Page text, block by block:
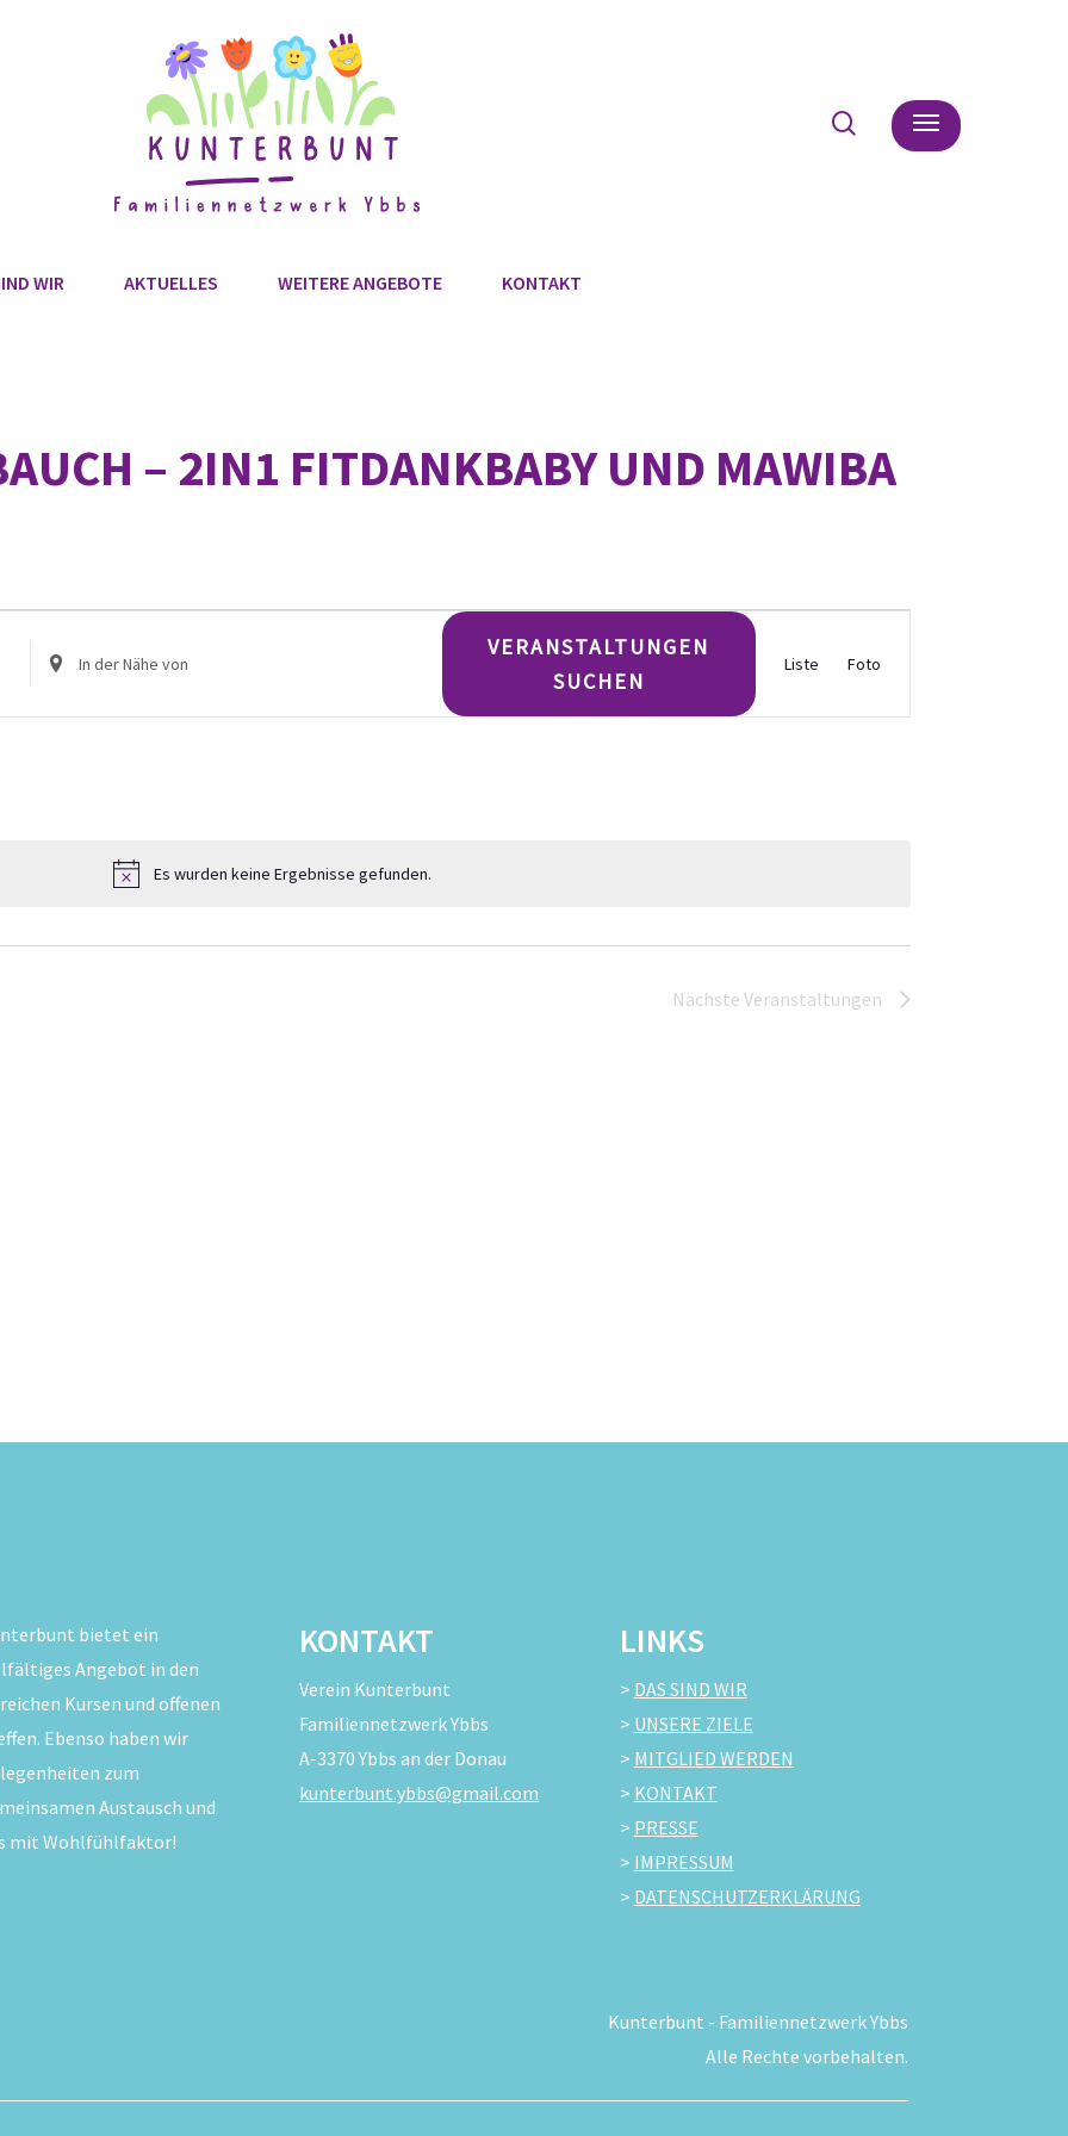
Menu
WIR AKTUELLES WEITERE ANGEBOTE KONTAKT
– 2IN1 FITDANKBABY UND MAWIBA
Hinweis
Es wurden keine Ergebnisse gefunden.
Standort
eingeben.
VERANSTALTUNGEN
SUCHEN
Liste Foto
Nächste Veranstaltungen
bietet ein
Angebot in den
Kursen und offenen
Ebenso haben wir
zum
Austausch und
mit Wohlfühlfaktor!
KONTAKT
Verein Kunterbunt
Familiennetzwerk Ybbs
A-3370 Ybbs an der Donau
kunterbunt.ybbs@gmail.com
LINKS
> DAS SIND WIR
> UNSERE ZIELE
> MITGLIED WERDEN
> KONTAKT
> PRESSE
> IMPRESSUM
> DATENSCHUTZERKLÄRUNG
Kunterbunt - Familiennetzwerk Ybbs
Alle Rechte vorbehalten.